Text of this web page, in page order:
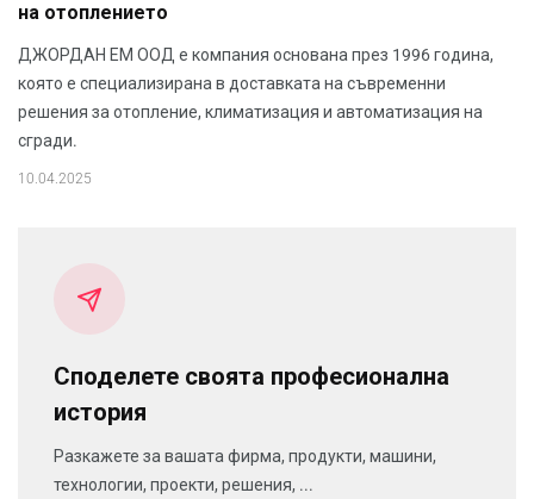
на отоплението
ДЖОРДАН ЕМ ООД е компания основана през 1996 година,
която е специализирана в доставката на съвременни
решения за отопление, климатизация и автоматизация на
сгради.
10.04.2025
Споделете своята професионална
история
Разкажете за вашата фирма, продукти, машини,
технологии, проекти, решения, ...